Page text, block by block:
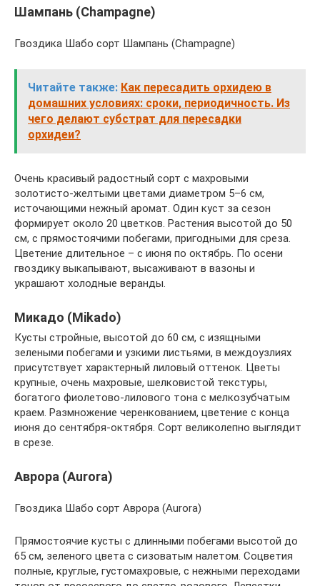
Шампань (Champagne)
Гвоздика Шабо сорт Шампань (Champagne)
Читайте также: Как пересадить орхидею в
домашних условиях: сроки, периодичность. Из
чего делают субстрат для пересадки
орхидеи?
Очень красивый радостный сорт с махровыми
золотисто-желтыми цветами диаметром 5–6 см,
источающими нежный аромат. Один куст за сезон
формирует около 20 цветков. Растения высотой до 50
см, с прямостоячими побегами, пригодными для среза.
Цветение длительное – с июня по октябрь. По осени
гвоздику выкапывают, высаживают в вазоны и
украшают холодные веранды.
Микадо (Mikado)
Кусты стройные, высотой до 60 см, с изящными
зелеными побегами и узкими листьями, в междоузлиях
присутствует характерный лиловый оттенок. Цветы
крупные, очень махровые, шелковистой текстуры,
богатого фиолетово-лилового тона с мелкозубчатым
краем. Размножение черенкованием, цветение с конца
июня до сентября-октября. Сорт великолепно выглядит
в срезе.
Аврора (Aurora)
Гвоздика Шабо сорт Аврора (Aurora)
Прямостоячие кусты с длинными побегами высотой до
65 см, зеленого цвета с сизоватым налетом. Соцветия
полные, круглые, густомахровые, с нежными переходами